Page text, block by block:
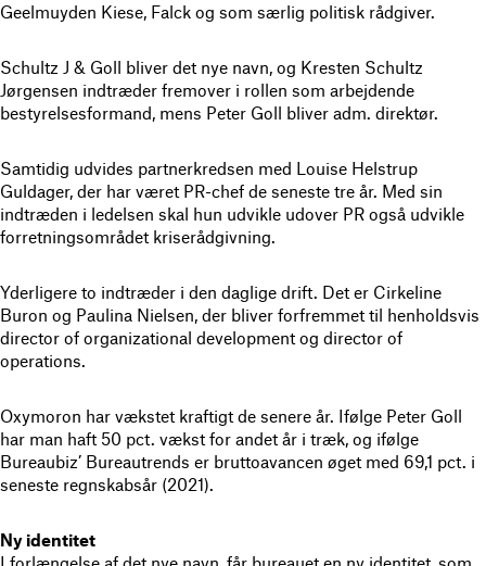
Geelmuyden Kiese, Falck og som særlig politisk rådgiver.
Schultz J & Goll bliver det nye navn, og Kresten Schultz
Jørgensen indtræder fremover i rollen som arbejdende
bestyrelsesformand, mens Peter Goll bliver adm. direktør.
Samtidig udvides partnerkredsen med Louise Helstrup
Guldager, der har været PR-chef de seneste tre år. Med sin
indtræden i ledelsen skal hun udvikle udover PR også udvikle
forretningsområdet kriserådgivning.
Yderligere to indtræder i den daglige drift. Det er Cirkeline
Buron og Paulina Nielsen, der bliver forfremmet til henholdsvis
director of organizational development og director of
operations.
Oxymoron har vækstet kraftigt de senere år. Ifølge Peter Goll
har man haft 50 pct. vækst for andet år i træk, og ifølge
Bureaubiz’ Bureautrends er bruttoavancen øget med 69,1 pct. i
seneste regnskabsår (2021).
Ny identitet